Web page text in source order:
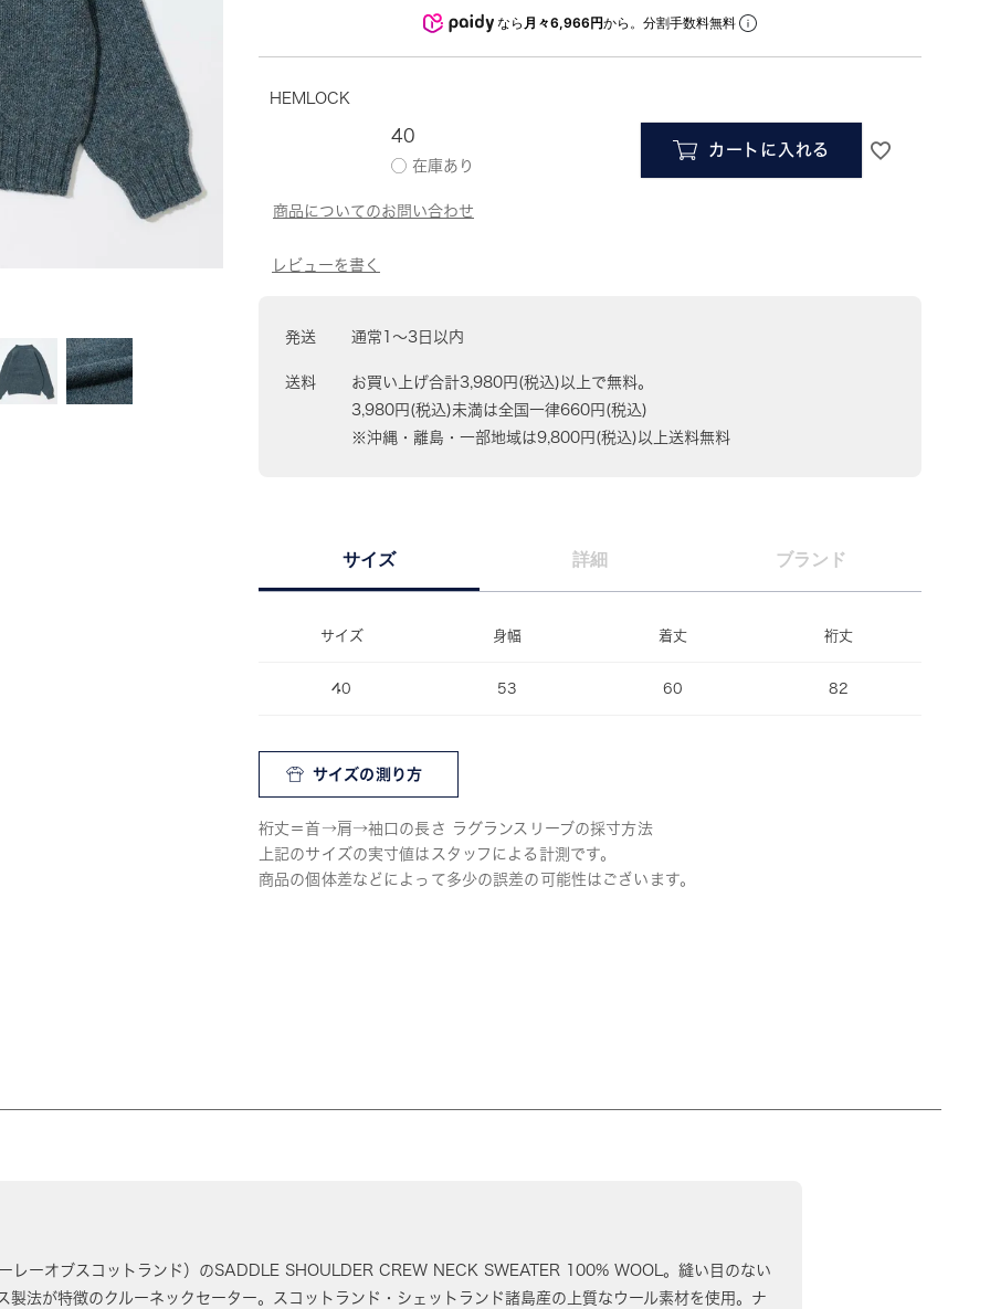
なら 月々6,966円から。分割手数料無料
HEMLOCK
40
カートに入れる
発送 通常1〜3日以内
送料
お買い上げ合計3,980円(税込)以上で無料。
3,980円(税込)未満は全国一律660円(税込)
※沖縄・離島・一部地域は9,800円(税込)以上送料無料
サイズ 詳細 ブランド
サイズ 身幅 着丈 裄丈
40 53 60 82
サイズの測り方
裄丈＝首→肩→袖口の長さ ラグランスリーブの採寸方法
上記のサイズの実寸値はスタッフによる計測です。
商品の個体差などによって多少の誤差の可能性はございます。
レーオブスコットランド）のSADDLE SHOULDER CREW NECK SWEATER 100% WOOL。縫い目のない
製法が特徴のクルーネックセーター。スコットランド・シェットランド諸島産の上質なウール素材を使用。ナ